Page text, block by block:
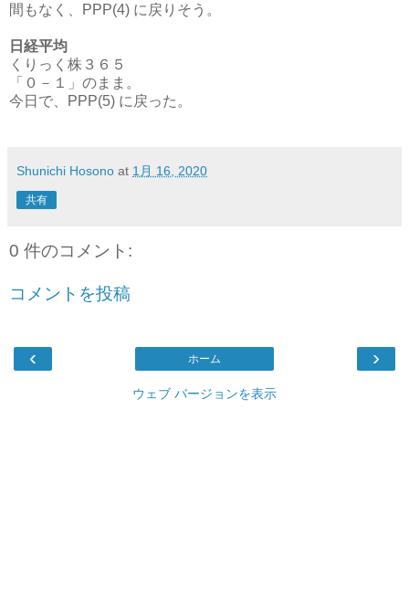
間もなく、PPP(4) に戻りそう。
日経平均
くりっく株３６５
「０－１」のまま。
今日で、PPP(5) に戻った。
Shunichi Hosono at 1月 16, 2020
共有
0 件のコメント:
コメントを投稿
‹ ›
ホーム
ウェブ バージョンを表示